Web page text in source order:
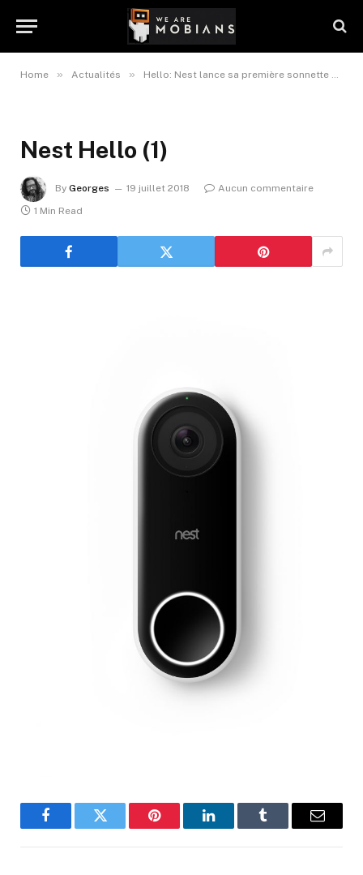
Home » Actualités » Hello: Nest lance sa première sonnette video
Nest Hello (1)
By Georges 19 juillet 2018
Aucun commentaire
1 Min Read
FacebookTwitter Pinterest LinkedInTumblr Email